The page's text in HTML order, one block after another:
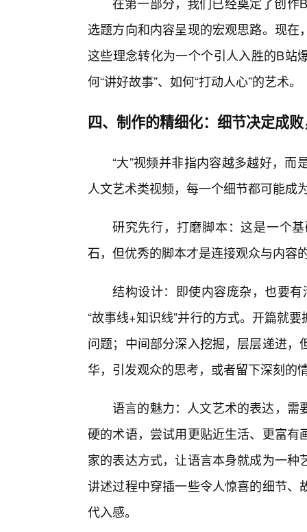
选题方向和内容呈现的宏观思路。现
这些理念转化为一个个引人入胜的B站
何“讲好故事”、如何“打动人心”的艺术。
四、制作的精细化：细节决定成
“大”视频并非指内容越多越好，
人文艺术类视频，每一个细节都可能成
研究先行，打磨脚本：这是一个
石，但优秀的脚本才是连接观众与内容
结构设计：即使内容庞杂，也要
“故事线+知识线”并行的方式。开篇就
问题；中间部分深入挖掘，层层递进
华，引发观众的思考，或者留下深刻的
语言的魅力：人文艺术的表达，需
硬的术语，尝试用更贴近生活、更富
家的表达方式，让语言本身就成为一
讲述过程中穿插一些令人惊喜的细节
代入感。